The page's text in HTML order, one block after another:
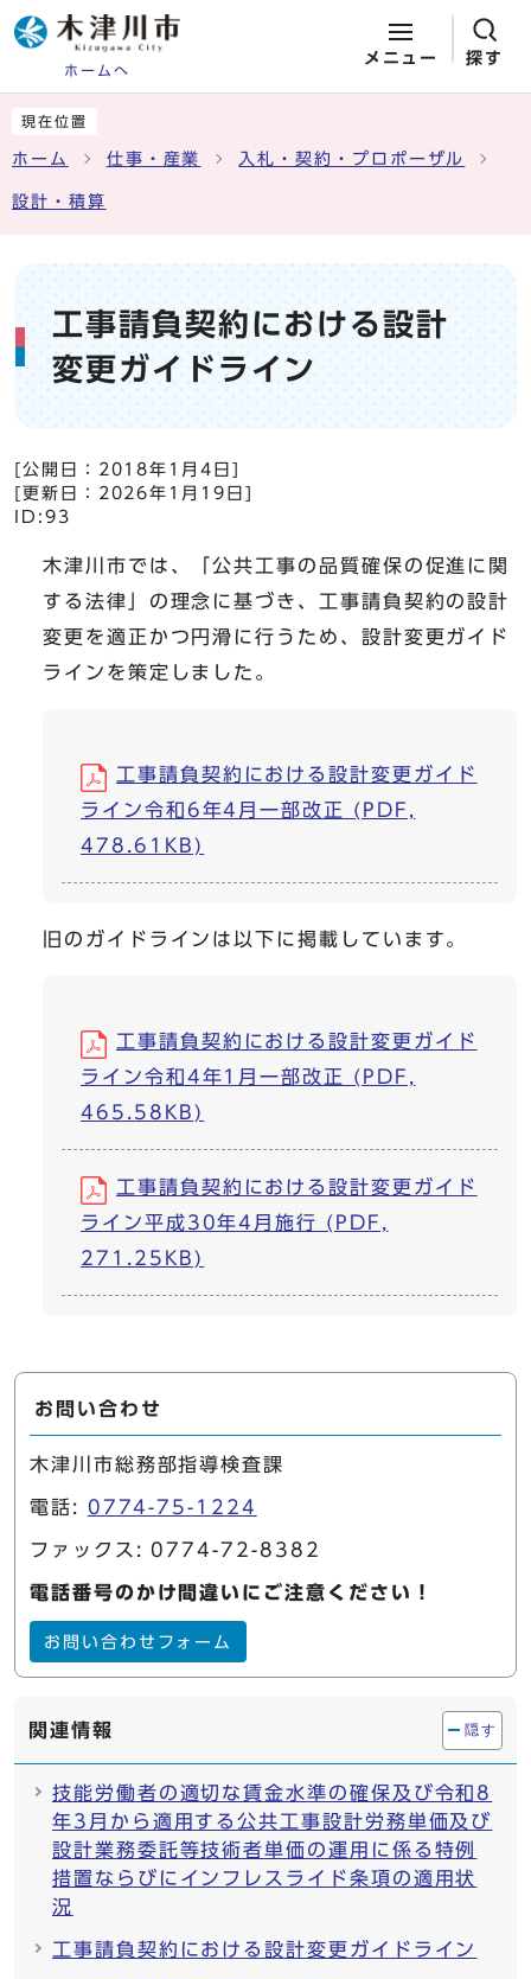
ホームへ
メニュー 探す
現在位置
ホーム 仕事・産業 入札・契約・プロポーザル
設計・積算
工事請負契約における設計
変更ガイドライン
[公開日： 2018年1月4日
[更新日： 2026年1月19日
ID:93
木津川市では、「公共工事の品質確保の促進に関
する法律」の理念に基づき、工事請負契約の設計
変更を適正かつ円滑に行うため、設計変更ガイド
ラインを策定しました。
工事請負契約における設計変更ガイド
ライン令和6年4月一部改正 (PDF,
478.61KB)
旧のガイドラインは以下に掲載しています。
工事請負契約における設計変更ガイド
ライン令和4年1月一部改正 (PDF,
465.58KB)
工事請負契約における設計変更ガイド
ライン平成30年4月施行 (PDF,
271.25KB)
お問い合わせ
木津川市総務部指導検査課
電話: 0774-75-1224
ファックス: 0774-72-8382
電話番号のかけ間違いにご注意ください！
お問い合わせフォーム
関連情報 隠す
技能労働者の適切な賃金水準の確保及び令和8
年3月から適用する公共工事設計労務単価及び
設計業務委託等技術者単価の運用に係る特例
措置ならびにインフレスライド条項の適用状
況
工事請負契約における設計変更ガイドライン